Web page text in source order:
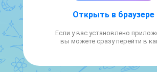
Открыть в браузере
Если у вас установлено
вы можете сразу перейти в